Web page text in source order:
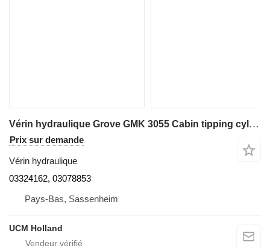
Vérin hydraulique Grove GMK 3055 Cabin tipping cylinder 03324162 pour grue mobile
Prix sur demande
Vérin hydraulique
03324162, 03078853
Pays-Bas, Sassenheim
UCM Holland